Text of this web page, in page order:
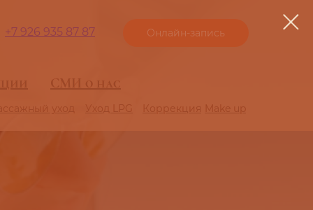
+7 926 935 87 87
СМИ о нас
СМИ о нас
уход Коррекция
Уход LPG Make up
Make up
Коррекция
Уход LPG
уход
Онлайн-запись